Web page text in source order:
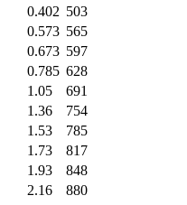
0.402 503
0.573 565
0.673 597
0.785 628
1.05
691
1.36
754
1.53
785
1.73
817
1.93
848
2.16
880